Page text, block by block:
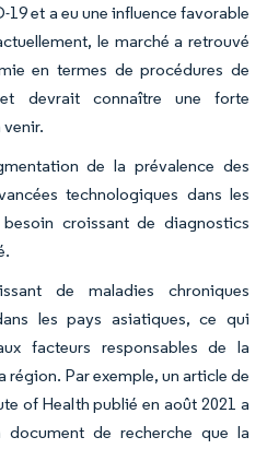
et a eu une influence favorable
le marché a retrouvé
en termes de procédures de
devrait connaître une forte
venir.
de la prévalence des
technologiques dans les
croissant de diagnostics
de maladies chroniques
les pays asiatiques, ce qui
facteurs responsables de la
région. Par exemple, un article de
of Health publié en août 2021 a
de recherche que la